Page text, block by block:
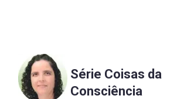
Série Coisas da
Consciência